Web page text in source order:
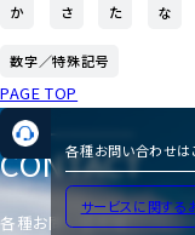
か さ た な
数字／特殊記号
PAGE TOP
各種お問い合わせは
サービスに関する
CONTACT
各種お問い合わせ